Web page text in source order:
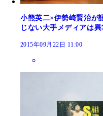
小熊英二×伊勢崎賢治が
じない大手メディアは異
2015年09月22日 11:00